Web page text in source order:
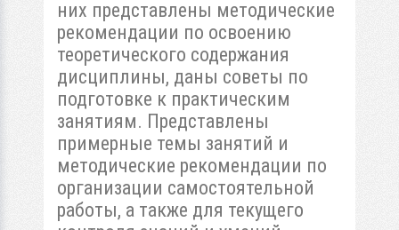
них представлены методические
рекомендации по освоению
теоретического содержания
дисциплины, даны советы по
подготовке к практическим
занятиям. Представлены
примерные темы занятий и
методические рекомендации по
организации самостоятельной
работы, a тaкжe для текущего